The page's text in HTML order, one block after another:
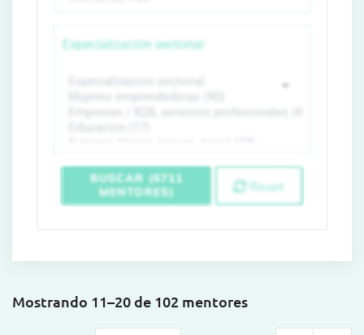
Especialización sectorial
BUSCAR (6711
MENTORES)
Reset
Mostrando 11–20 de 102 mentores